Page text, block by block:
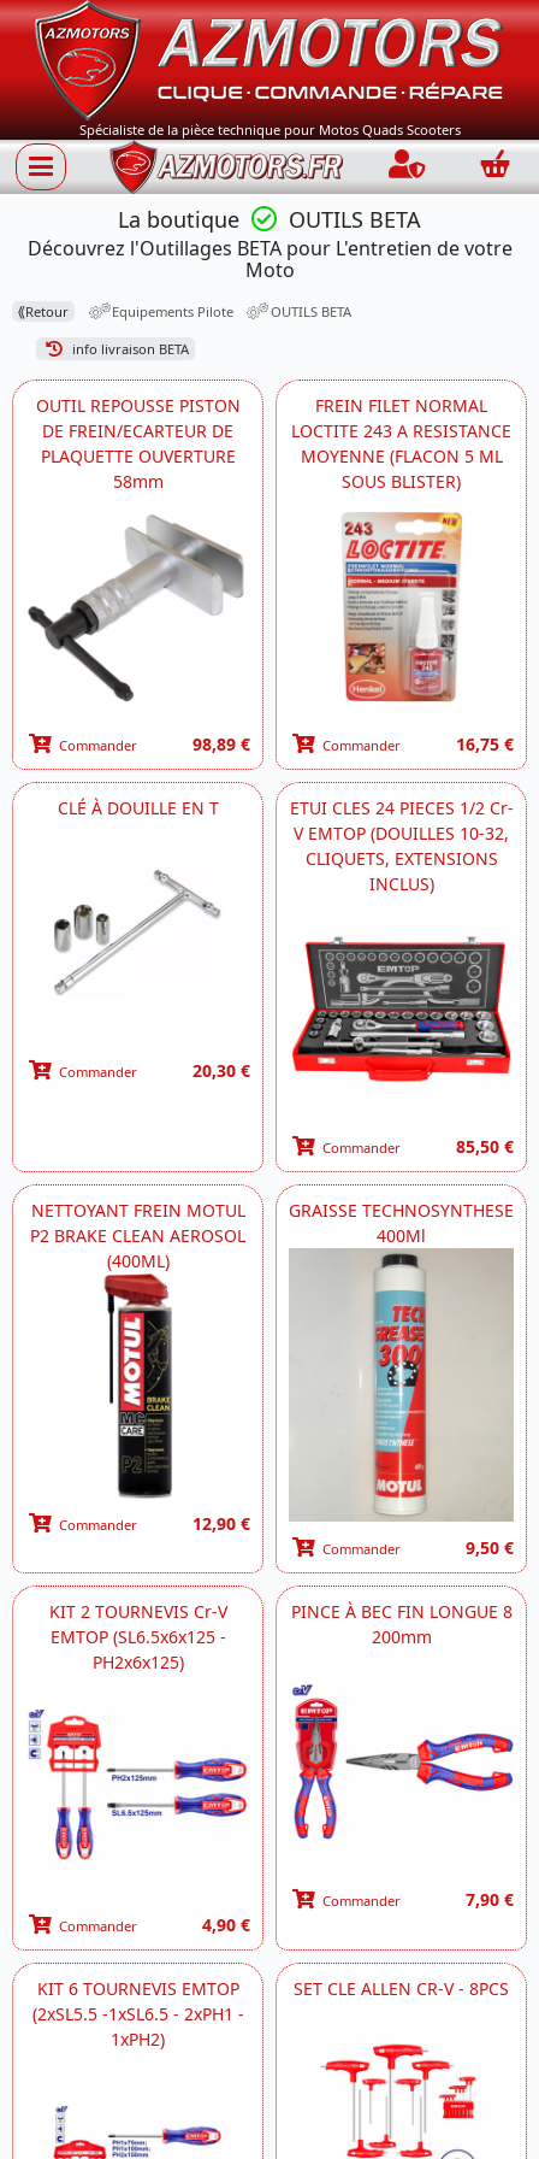
Spécialiste de la pièce technique pour Motos Quads Scooters
Connection
La boutique OUTILS BETA
Découvrez l'Outillages BETA pour L'entretien de votre
Moto
⟪Retour Equipements Pilote OUTILS BETA
info livraison BETA
OUTIL REPOUSSE PISTON
DE FREIN/ECARTEUR DE
PLAQUETTE OUVERTURE
58mm
Commander 98,89 €
FREIN FILET NORMAL
LOCTITE 243 A RESISTANCE
MOYENNE (FLACON 5 ML
SOUS BLISTER)
Commander 16,75 €
CLÉ À DOUILLE EN T
Commander 20,30 €
ETUI CLES 24 PIECES 1/2 Cr-
V EMTOP (DOUILLES 10-32,
CLIQUETS, EXTENSIONS
INCLUS)
Commander 85,50 €
NETTOYANT FREIN MOTUL
P2 BRAKE CLEAN AEROSOL
(400ML)
Commander 12,90 €
GRAISSE TECHNOSYNTHESE
400Ml
Commander 9,50 €
KIT 2 TOURNEVIS Cr-V
EMTOP (SL6.5x6x125 -
PH2x6x125)
Commander 4,90 €
PINCE À BEC FIN LONGUE 8
200mm
Commander 7,90 €
KIT 6 TOURNEVIS EMTOP
(2xSL5.5 -1xSL6.5 - 2xPH1 -
1xPH2)
SET CLE ALLEN CR-V - 8PCS